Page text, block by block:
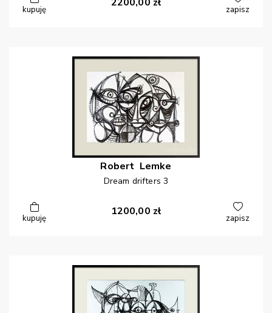
kupuję zapisz
Robert Lemke
Dream drifters 3
kupuję
1200,00 zł
zapisz